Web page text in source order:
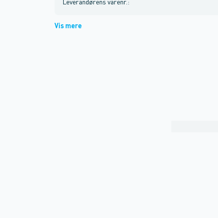
Leverandørens varenr. :
Vis mere